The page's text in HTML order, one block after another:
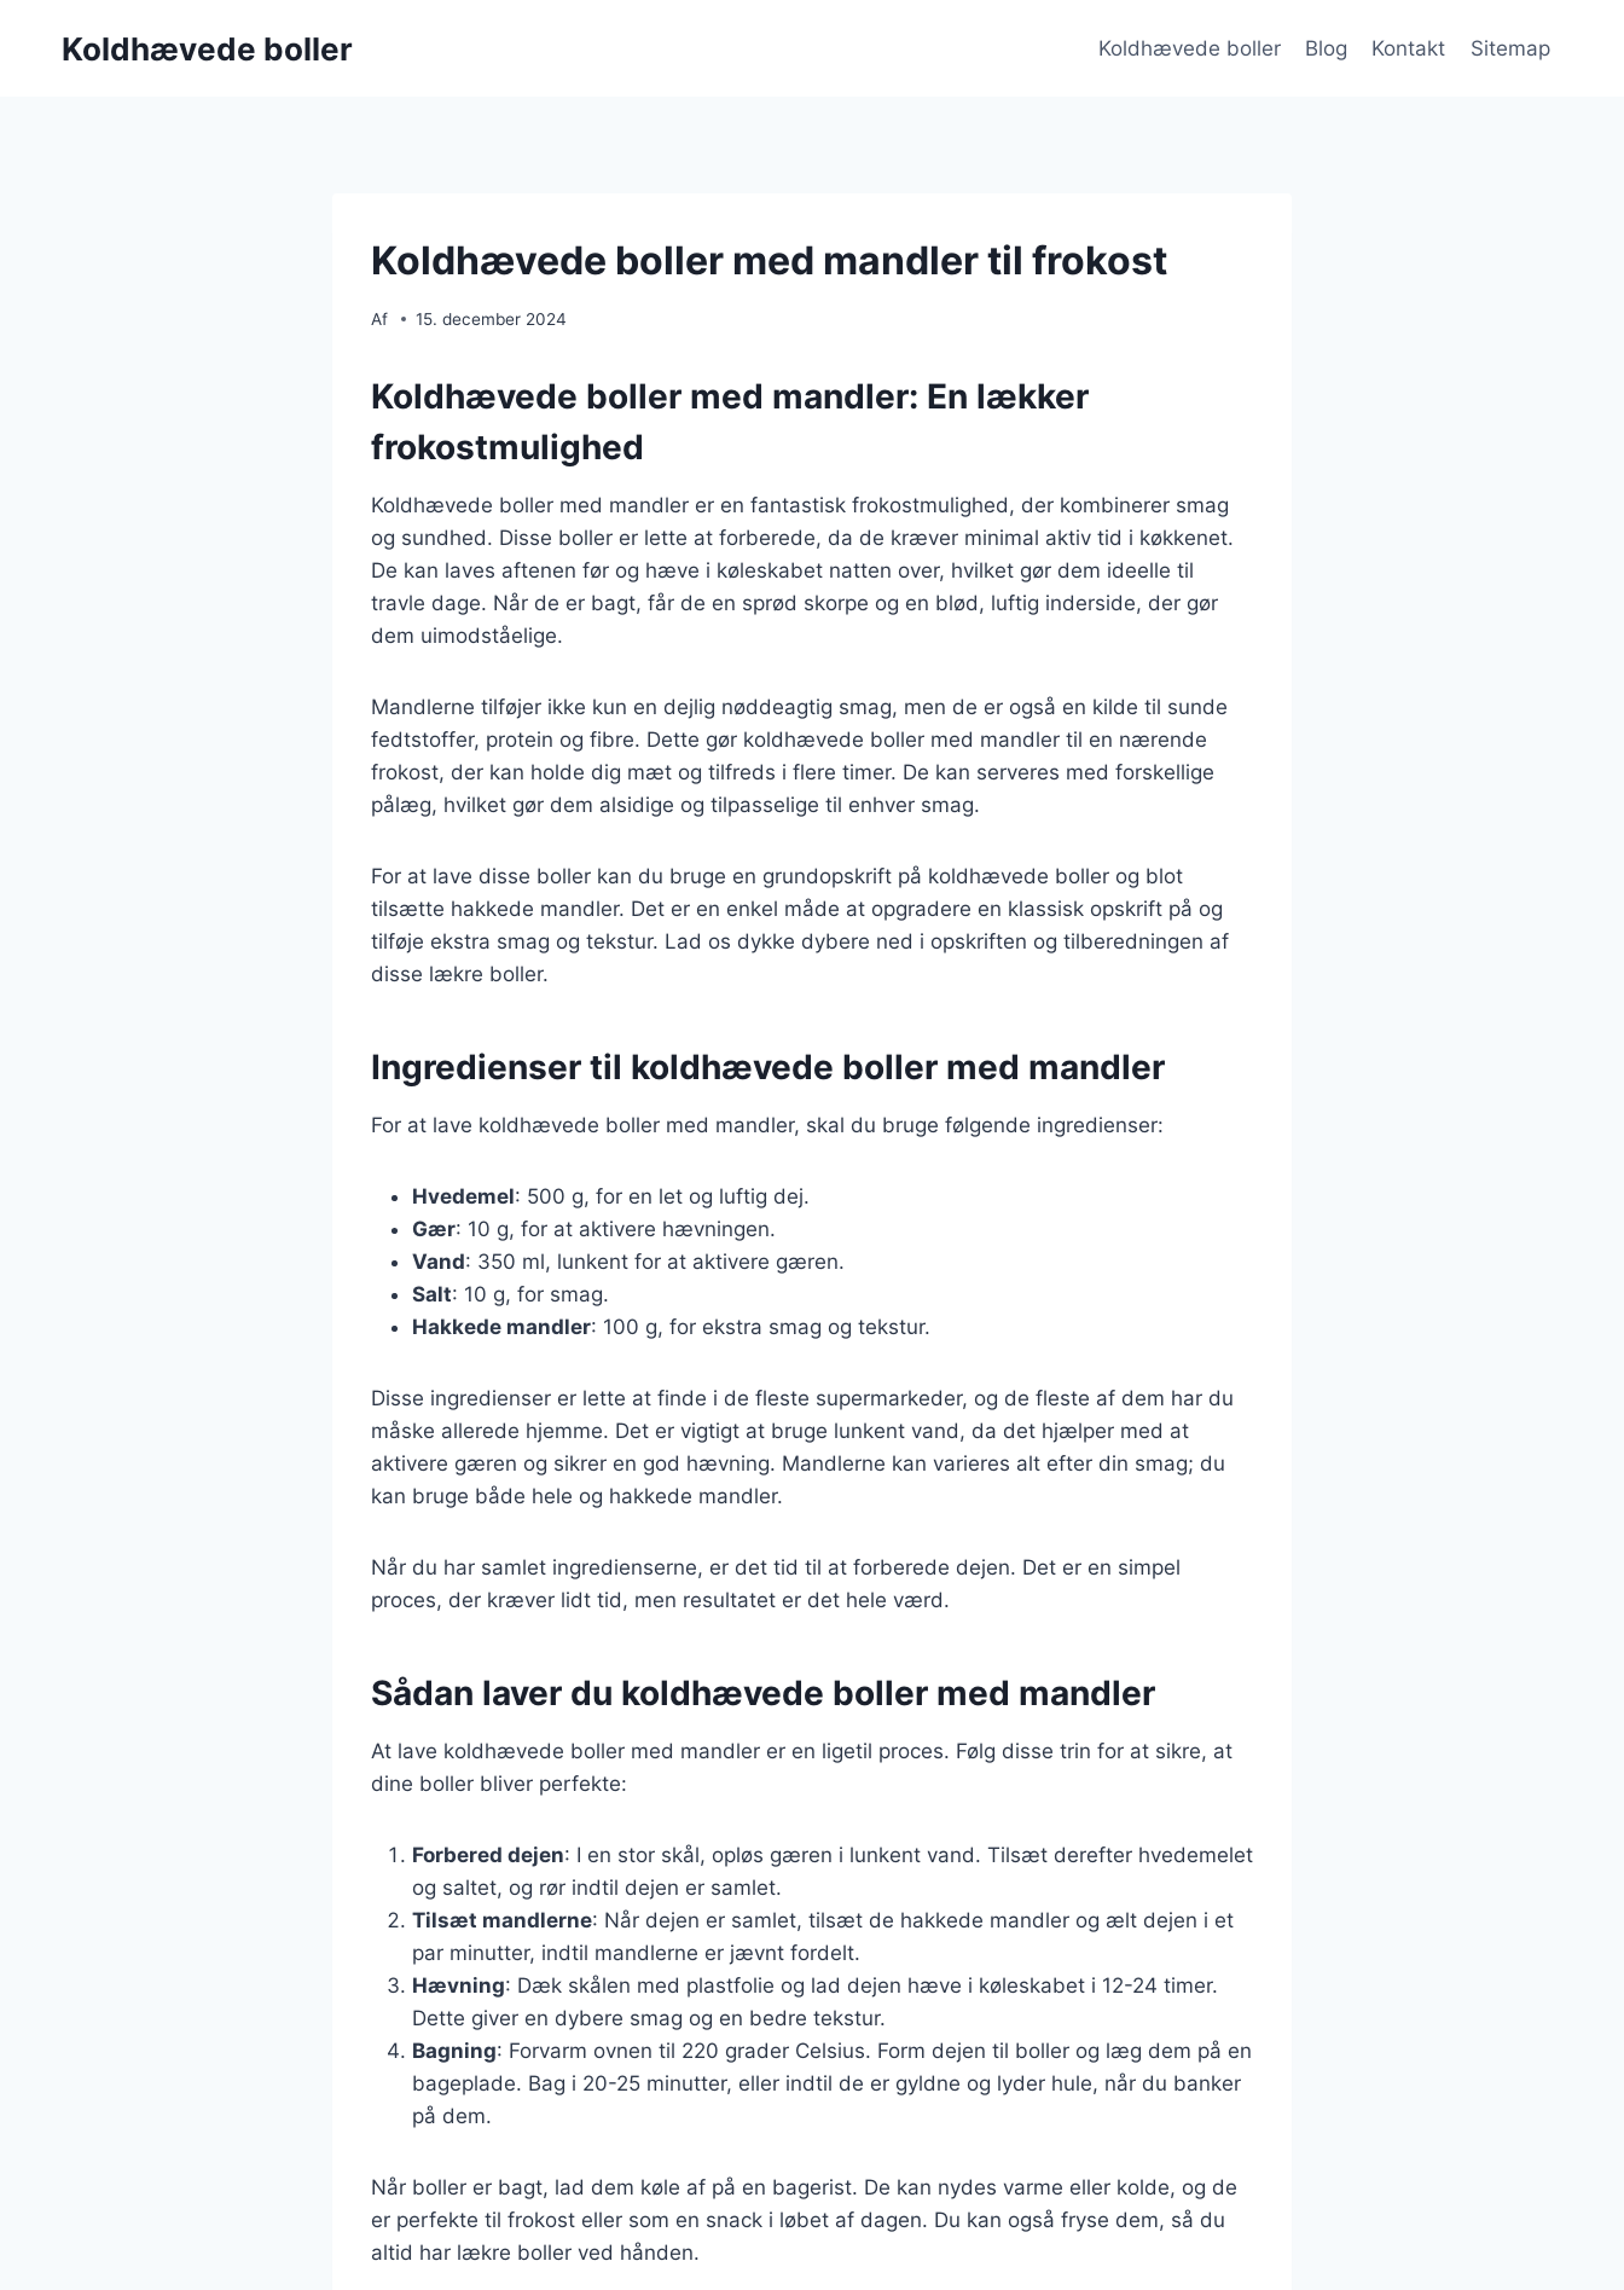
Koldhævede boller Koldhævede boller Blog Kontakt Sitemap
Koldhævede boller med mandler til frokost
Af 15. december 2024
Koldhævede boller med mandler: En lækker
frokostmulighed
Koldhævede boller med mandler er en fantastisk frokostmulighed, der kombinerer smag
og sundhed. Disse boller er lette at forberede, da de kræver minimal aktiv tid i køkkenet.
De kan laves aftenen før og hæve i køleskabet natten over, hvilket gør dem ideelle til
travle dage. Når de er bagt, får de en sprød skorpe og en blød, luftig inderside, der gør
dem uimodståelige.
Mandlerne tilføjer ikke kun en dejlig nøddeagtig smag, men de er også en kilde til sunde
fedtstoffer, protein og fibre. Dette gør koldhævede boller med mandler til en nærende
frokost, der kan holde dig mæt og tilfreds i flere timer. De kan serveres med forskellige
pålæg, hvilket gør dem alsidige og tilpasselige til enhver smag.
For at lave disse boller kan du bruge en grundopskrift på koldhævede boller og blot
tilsætte hakkede mandler. Det er en enkel måde at opgradere en klassisk opskrift på og
tilføje ekstra smag og tekstur. Lad os dykke dybere ned i opskriften og tilberedningen af
disse lækre boller.
Ingredienser til koldhævede boller med mandler
For at lave koldhævede boller med mandler, skal du bruge følgende ingredienser:
Hvedemel: 500 g, for en let og luftig dej.
Gær: 10 g, for at aktivere hævningen.
Vand: 350 ml, lunkent for at aktivere gæren.
Salt: 10 g, for smag.
Hakkede mandler: 100 g, for ekstra smag og tekstur.
Disse ingredienser er lette at finde i de fleste supermarkeder, og de fleste af dem har du
måske allerede hjemme. Det er vigtigt at bruge lunkent vand, da det hjælper med at
aktivere gæren og sikrer en god hævning. Mandlerne kan varieres alt efter din smag; du
kan bruge både hele og hakkede mandler.
Når du har samlet ingredienserne, er det tid til at forberede dejen. Det er en simpel
proces, der kræver lidt tid, men resultatet er det hele værd.
Sådan laver du koldhævede boller med mandler
At lave koldhævede boller med mandler er en ligetil proces. Følg disse trin for at sikre, at
dine boller bliver perfekte:
Forbered dejen: I en stor skål, opløs gæren i lunkent vand. Tilsæt derefter hvedemelet
og saltet, og rør indtil dejen er samlet.
Tilsæt mandlerne: Når dejen er samlet, tilsæt de hakkede mandler og ælt dejen i et
par minutter, indtil mandlerne er jævnt fordelt.
Hævning: Dæk skålen med plastfolie og lad dejen hæve i køleskabet i 12-24 timer.
Dette giver en dybere smag og en bedre tekstur.
Bagning: Forvarm ovnen til 220 grader Celsius. Form dejen til boller og læg dem på en
bageplade. Bag i 20-25 minutter, eller indtil de er gyldne og lyder hule, når du banker
på dem.
Når boller er bagt, lad dem køle af på en bagerist. De kan nydes varme eller kolde, og de
er perfekte til frokost eller som en snack i løbet af dagen. Du kan også fryse dem, så du
altid har lækre boller ved hånden.